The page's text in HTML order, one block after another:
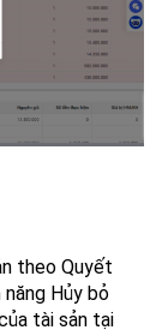
theo Quyết
Hủy bỏ
tài sản tại